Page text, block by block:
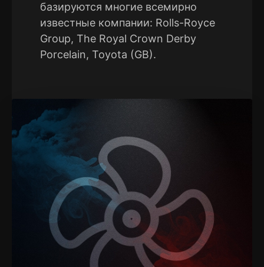
базируются многие всемирно
известные компании: Rolls-Royce
Group, The Royal Crown Derby
Porcelain, Toyota (GB).